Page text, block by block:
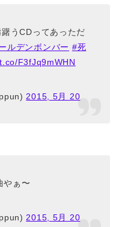
うCDってあっただ
ルデンボンバー #死
F3fJq9mWHN
2015, 5月 20
やぁ〜
2015, 5月 20